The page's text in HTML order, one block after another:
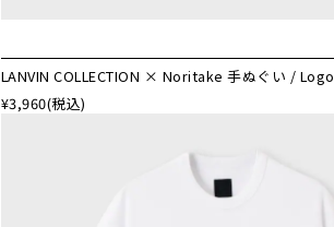
LANVIN COLLECTION × Noritake 手ぬぐい / Logo
¥3,960(税込)